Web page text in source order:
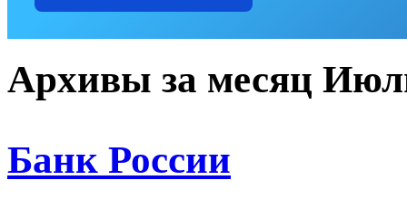
Архивы за месяц
Банк России